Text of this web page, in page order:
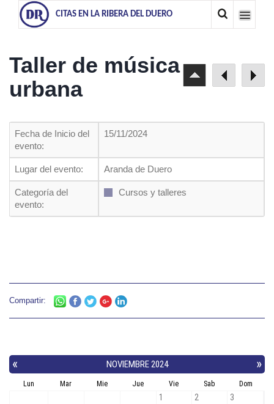
CITAS EN LA RIBERA DEL DUERO
Taller de música
urbana
Fecha de Inicio del
evento:
15/11/2024
Lugar del evento: Aranda de Duero
Categoría del
evento:
Cursos y talleres
Compartir: